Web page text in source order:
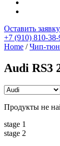
Оставить заявку
+7 (910) 810-38-
Home /Чип-
Audi RS3
Продукты не
stage 1
stage 2